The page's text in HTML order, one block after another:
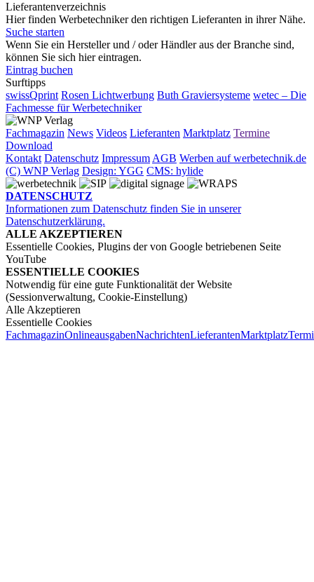
Lieferantenverzeichnis
Hier finden Werbetechniker den richtigen Lieferanten in ihrer Nähe.
Suche starten
Wenn Sie ein Hersteller und / oder Händler aus der Branche sind,
können Sie sich hier eintragen.
Eintrag buchen
Surftipps
swissQprint Rosen Lichtwerbung Buth Graviersysteme wetec – Die
Fachmesse für Werbetechniker
Fachmagazin News Videos Lieferanten Marktplatz Termine
Download
Kontakt Datenschutz ImpressumAGB Werben auf werbetechnik.de
(C) WNP Verlag Design: YGG CMS: hylide
DATENSCHUTZ
Informationen zum Datenschutz finden Sie in unserer
Datenschutzerklärung.
ALLE AKZEPTIEREN
Essentielle Cookies, Plugins der von Google betriebenen Seite
YouTube
ESSENTIELLE COOKIES
Notwendig für eine gute Funktionalität der Website
(Sessionverwaltung, Cookie-Einstellung)
Alle Akzeptieren
Essentielle Cookies
FachmagazinOnlineausgabenNachrichtenLieferantenMarktplatz